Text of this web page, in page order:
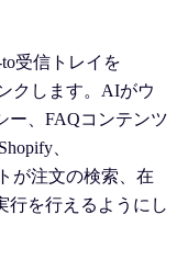
to受信トレイを
クします。AIがウ
ー、FAQコンテンツ
、
が注文の検索、在
行を行えるようにし